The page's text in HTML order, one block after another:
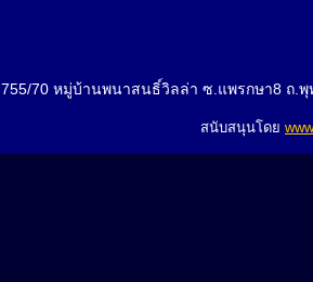
755/70 หมู่บ้านพนาสนธิ์วิลล่า ซ.แพรกษา8 ถ.พุ
สนับสนุนโดย